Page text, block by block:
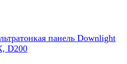
панель Downlight
D200